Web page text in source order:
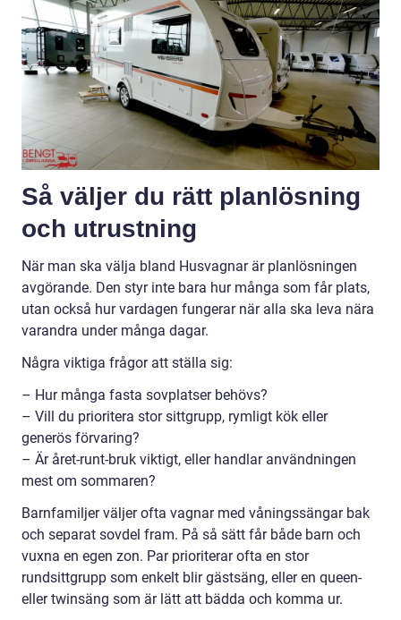
Så väljer du rätt planlösning
och utrustning
När man ska välja bland Husvagnar är planlösningen
avgörande. Den styr inte bara hur många som får plats,
utan också hur vardagen fungerar när alla ska leva nära
varandra under många dagar.
Några viktiga frågor att ställa sig:
– Hur många fasta sovplatser behövs?
– Vill du prioritera stor sittgrupp, rymligt kök eller
generös förvaring?
– Är året-runt-bruk viktigt, eller handlar användningen
mest om sommaren?
Barnfamiljer väljer ofta vagnar med våningssängar bak
och separat sovdel fram. På så sätt får både barn och
vuxna en egen zon. Par prioriterar ofta en stor
rundsittgrupp som enkelt blir gästsäng, eller en queen-
eller twinsäng som är lätt att bädda och komma ur.